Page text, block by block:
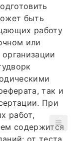
быть
работу
или
так и
При
работ,
содержится
от теста